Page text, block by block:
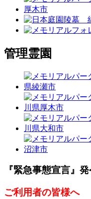
管理霊園
『緊急事態宣言』
ご利用者の皆様へ